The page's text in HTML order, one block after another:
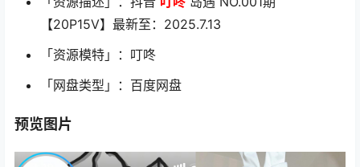
【20P15V】最新至：2025.7.13
「资源模特」：叮咚
「网盘类型」：百度网盘
预览图片